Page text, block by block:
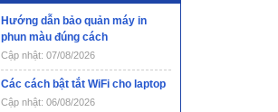
Hướng dẫn bảo quản máy in
phun màu đúng cách
Cập nhật: 07/08/2026
Các cách bật tắt WiFi cho laptop
Cập nhật: 06/08/2026